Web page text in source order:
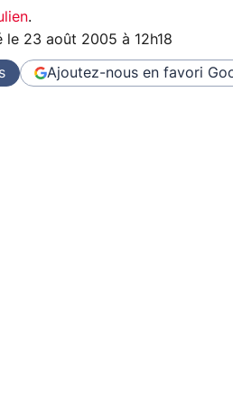
.
le 23 août 2005 à 12h18
Ajoutez-nous en favori